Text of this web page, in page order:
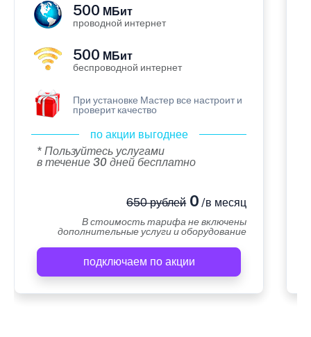
500 МБит
проводной интернет
500 МБит
беспроводной интернет
При установке Мастер все настроит и
проверит качество
по акции выгоднее
* Пользуйтесь услугами
в течение 30 дней бесплатно
650 рублей0 /в месяц
В стоимость тарифа не включены
дополнительные услуги и оборудование
подключаем по акции